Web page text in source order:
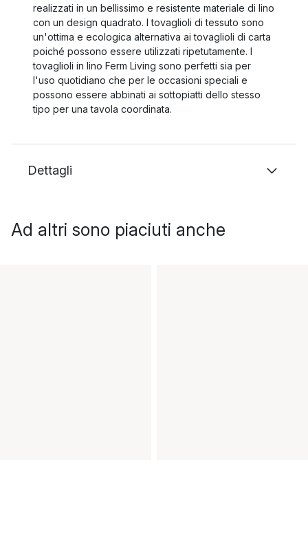
realizzati in un bellissimo e resistente materiale di lino
con un design quadrato. I tovaglioli di tessuto sono
un'ottima e ecologica alternativa ai tovaglioli di carta
poiché possono essere utilizzati ripetutamente. I
tovaglioli in lino Ferm Living sono perfetti sia per
l'uso quotidiano che per le occasioni speciali e
possono essere abbinati ai sottopiatti dello stesso
tipo per una tavola coordinata.
Dettagli
Ad altri sono piaciuti anche